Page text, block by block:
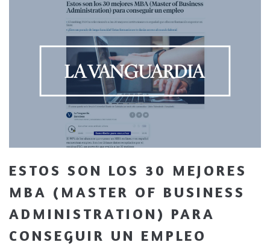
ESTOS SON LOS 30 MEJORES
MBA (MASTER OF BUSINESS
ADMINISTRATION) PARA
CONSEGUIR UN EMPLEO